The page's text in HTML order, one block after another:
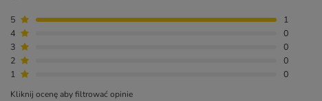
5
1
4
0
3
0
2
0
1
0
Kliknij ocenę aby filtrować opinie